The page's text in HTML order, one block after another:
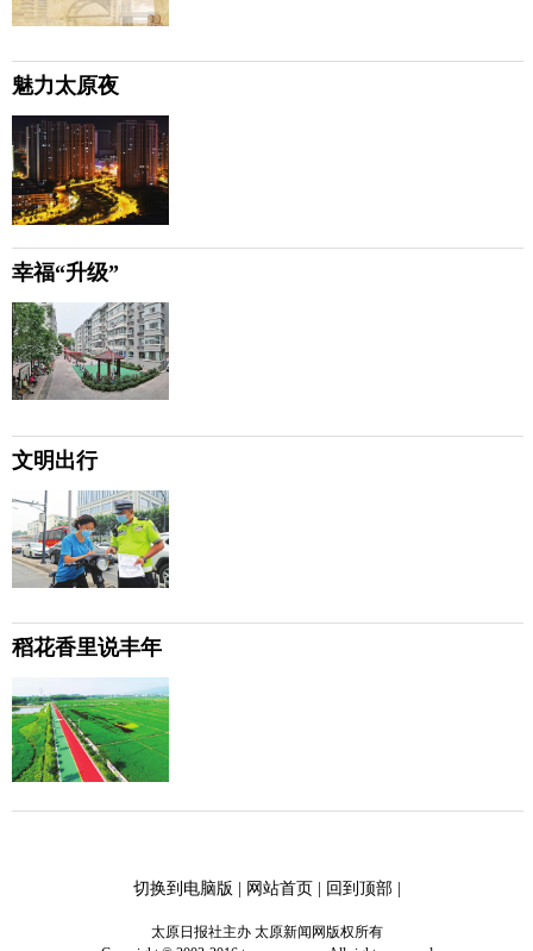
魅力太原夜
幸福“升级”
文明出行
稻花香里说丰年
切换到电脑版 | 网站首页| 回到顶部|
太原日报社主办 太原新闻网版权所有